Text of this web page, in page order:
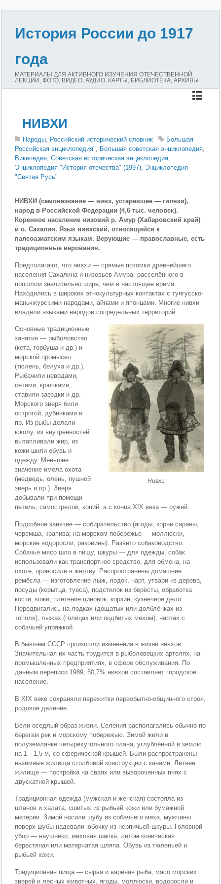
История России до 1917
года
МАТЕРИАЛЫ ДЛЯ АКТИВНОГО ИЗУЧЕНИЯ ОТЕЧЕСТВЕННОЙ:
ЛЕКЦИИ, ФОТО, ВИДЕО, АУДИО, КАРТЫ, БИБЛИОТЕКА, АРХИВЫ
НИВХИ
Народы, Российский исторический словник
Большая
Российская энциклопедия", Большая советская энциклопедия,
Википедия,Советская историческая энциклопедия,
Энциклопедия "История отечества" (1997), Энциклопедия
"Святая Русь"
НИВХИ (самоназвание — нивх, устаревшее — гиляки),
народ в Российской Федерации (4,6 тыс. человек).
Коренное население низовий р. Амур (Хабаровский край)
и о. Сахалин. Язык нивхский, относящийся к
палеоазиатским языкам. Верующие — православные, есть
традиционные верования.
Предполагают, что нивхи — прямые потомки древнейшего
населения Сахалина и низовьев Амура, расселённого в
прошлом значительно шире, чем в настоящее время.
Находились в широких этнокультурных контактах с тунгусско-
маньчжурскими народами, айнами и японцами. Многие нивхи
владели языками народов сопредельных территорий.
Нивхи
Основные традиционные
занятия — рыболовство
(кета, горбуша и др.) и
морской промысел
(тюлень, белуха и др.).
Рыбачили неводами,
сетями, крючками,
ставили заездки и др.
Морского зверя били
острогой, дубинками и
пр. Из рыбы делали
юколу, из внутренностей
вытапливали жир, из
кожи шили обувь и
одежду. Меньшее
значение имела охота
(медведь, олень, пушной
зверь и пр.). Зверя
добывали при помощи
петель, самострелов, копий, а с конца XIX века — ружей.
Подсобное занятие — собирательство (ягоды, корни сараны,
черемша, крапива; на морском побережье — моллюски,
морские водоросли, раковины). Развито собаководство.
Собачье мясо шло в пищу, шкуры — для одежды, собак
использовали как транспортное средство, для обмена, на
охоте, приносили в жертву. Распространены домашние
ремёсла — изготовление лыж, лодок, нарт, утвари из дерева,
посуды (корытца, туеса), подстилок из берёсты, обработка
кости, кожи, плетение циновок, корзин, кузнечное дело.
Передвигались на лодках (дощатых или долблёнках из
тополя), лыжах (голицах или подбитых мехом), нартах с
собачьей упряжкой.
В бывшем СССР произошли изменения в жизни нивхов.
Значительная их часть трудится в рыболовецких артелях, на
промышленных предприятиях, в сфере обслуживания. По
данным переписи 1989, 50,7% нивхов составляет городское
население.
В XIX веке сохраняли пережитки первобытно-общинного строя,
родовое деление.
Вели оседлый образ жизни. Селения располагались обычно по
берегам рек и морскому побережью. Зимой жили в
полуземлянке четырёхугольного плана, углублённой в землю
на 1—1,5 м, со сферической крышей. Были распространены
наземные жилища столбовой конструкции с канами. Летнее
жилище — постройка на сваях или вывороченных пнях с
двускатной крышей.
Традиционная одежда (мужская и женская) состояла из
штанов и халата, сшитых из рыбьей кожи или бумажной
материи. Зимой носили шубу из собачьего меха, мужчины
поверх шубы надевали юбочку из нерпичьей шкуры. Головной
убор — наушники, меховая шапка, летом коническая
берестяная или матерчатая шляпа. Обувь из тюленьей и
рыбьей кожи.
Традиционная пища — сырая и варёная рыба, мясо морских
зверей и лесных животных, ягоды, моллюски, водоросли и